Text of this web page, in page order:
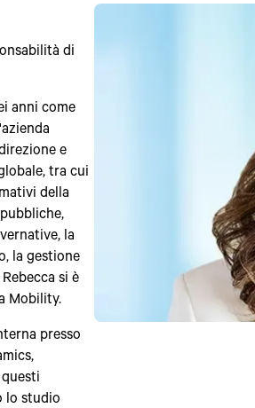
di
anni come
e
tra cui
della
la
la gestione
si è
Mobility.
presso
lo studio